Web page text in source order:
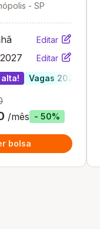
- SP
Editar
2027
Editar
Vagas 2027
/mês - 50%
bolsa